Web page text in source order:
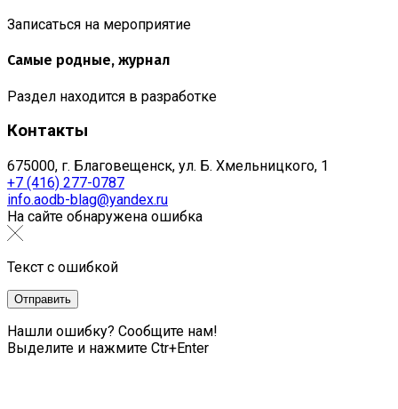
Записаться на мероприятие
Самые родные, журнал
Раздел находится в разработке
Контакты
675000, г. Благовещенск, ул. Б. Хмельницкого, 1
+7 (416) 277-0787
info.aodb-blag@yandex.ru
На сайте обнаружена ошибка
Текст с ошибкой
Нашли ошибку? Сообщите нам!
Выделите и нажмите Ctr+Enter